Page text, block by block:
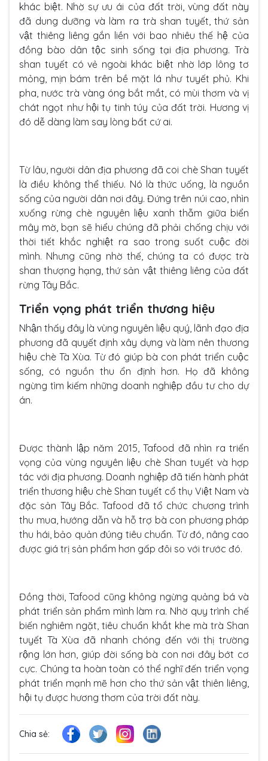
khác biệt. Nhờ sự ưu ái của đất trời, vùng đất này
đã dung dưỡng và làm ra trà shan tuyết, thứ sản
vật thiêng liêng gắn liền với bao nhiêu thế hệ của
đồng bào dân tộc sinh sống tại địa phương. Trà
shan tuyết có vẻ ngoài khác biệt nhờ lớp lông tơ
mỏng, mịn bám trên bề mặt lá như tuyết phủ. Khi
pha, nước trà vàng óng bắt mắt, có mùi thơm và vị
chát ngọt như hội tụ tinh túy của đất trời. Hương vị
đó dễ dàng làm say lòng bất cứ ai.
Từ lâu, người dân địa phương đã coi chè Shan tuyết
là điều không thể thiếu. Nó là thức uống, là nguồn
sống của người dân nơi đây. Đứng trên núi cao, nhìn
xuống rừng chè nguyên liệu xanh thẫm giữa biển
mây mờ, bạn sẽ hiểu chúng đã phải chống chịu với
thời tiết khắc nghiệt ra sao trong suốt cuộc đời
mình. Nhưng cũng nhờ thế, chúng ta có được trà
shan thượng hạng, thứ sản vật thiêng liêng của đất
rừng Tây Bắc.
Triển vọng phát triển thương hiệu
Nhận thấy đây là vùng nguyên liệu quý, lãnh đạo địa
phương đã quyết định xây dựng và làm nên thương
hiệu chè Tà Xùa. Từ đó giúp bà con phát triển cuộc
sống, có nguồn thu ổn định hơn. Họ đã không
ngừng tìm kiếm những doanh nghiệp đầu tư cho dự
án.
Được thành lập năm 2015, Tafood đã nhìn ra triển
vọng của vùng nguyên liệu chè Shan tuyết và hợp
tác với địa phương. Doanh nghiệp đã tiến hành phát
triển thương hiệu chè Shan tuyết cổ thụ Việt Nam và
đặc sản Tây Bắc. Tafood đã tổ chức chương trình
thu mua, hướng dẫn và hỗ trợ bà con phương pháp
thu hái, bảo quản đúng tiêu chuẩn. Từ đó, nâng cao
được giá trị sản phẩm hơn gấp đôi so với trước đó.
Đồng thời, Tafood cũng không ngừng quảng bá và
phát triển sản phẩm mình làm ra. Nhờ quy trình chế
biến nghiêm ngặt, tiêu chuẩn khắt khe mà trà Shan
tuyết Tà Xùa đã nhanh chóng đến với thị trường
rộng lớn hơn, giúp đời sống bà con nơi đây bớt cơ
cực. Chúng ta hoàn toàn có thể nghĩ đến triển vọng
phát triển mạnh mẽ hơn cho thứ sản vật thiên liêng,
hội tụ được hương thơm của trời đất này.
Chia sẻ: